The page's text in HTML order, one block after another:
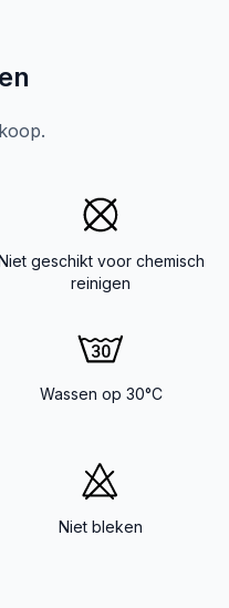
geschikt voor chemisch
reinigen
Wassen op 30°C
Niet bleken